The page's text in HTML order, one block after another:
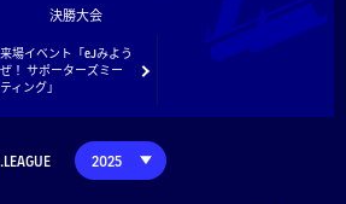
決勝大会
来場イベント「eJみよう
ぜ！ サポーターズミー
ティング」